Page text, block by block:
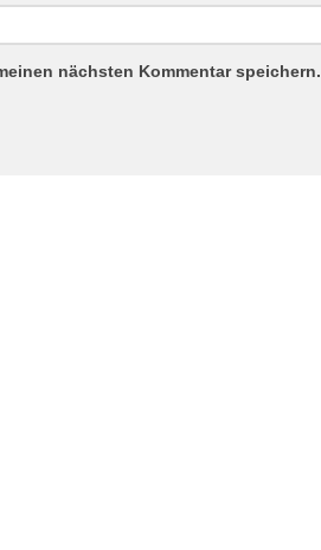
nächsten Kommentar speichern.